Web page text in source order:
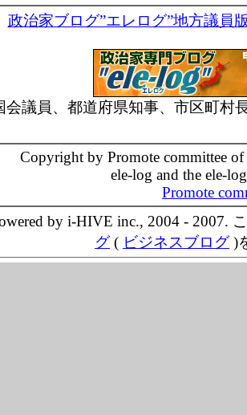
政治家ブログ”エレログ”地方議員
会議員、都道府県知事、市区町村
Copyright by Promote committee
ele-log and the ele-
Promote
by i-HIVE inc., 2004 - 2007.
グ( ビジネスブログ)